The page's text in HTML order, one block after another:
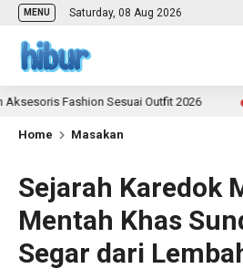
MENU Saturday, 08 Aug 2026
Fashion Sesuai Outfit 2026 2
Home Masakan
Sejarah Karedok
Mentah Khas
Segar dari